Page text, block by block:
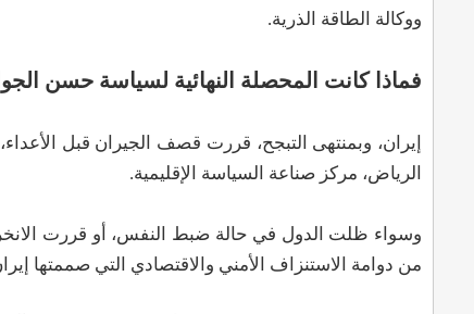
ووكالة الطاقة الذرية.
فماذا كانت المحصلة النهائية لسياسة حسن
إيران، وبمنتهى التبجح، قررت قصف الجيران قبل
الرياض، مركز صناعة السياسة الإقليمية.
وسواء ظلت الدول في حالة ضبط النفس، أو قررت
من دوامة الاستنزاف الأمني والاقتصادي التي صممتها